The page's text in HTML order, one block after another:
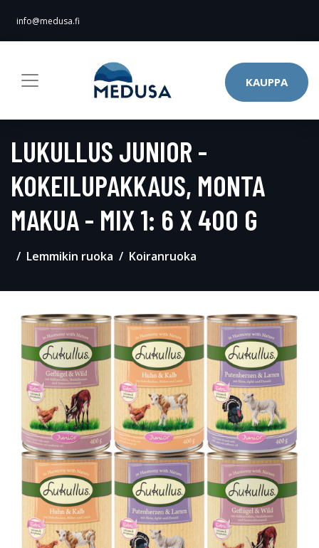
info@medusa.fi
KAUPPA
LUKULLUS JUNIOR -
KOKEILUPAKKAUS, MONTA
MAKUA - MIX 1: 6 X 400 G
Lemmikin ruoka Koiranruoka